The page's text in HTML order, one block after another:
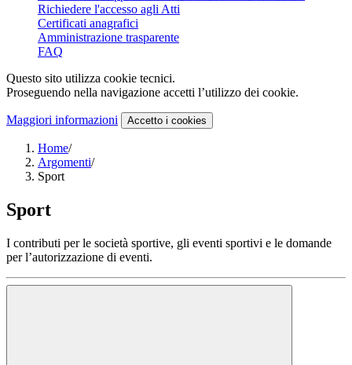
Richiedere l'accesso agli Atti
Certificati anagrafici
Amministrazione trasparente
FAQ
Questo sito utilizza cookie tecnici.
Proseguendo nella navigazione accetti l’utilizzo dei cookie.
Maggiori informazioni Accetto i cookies
Home/
Argomenti/
Sport
Sport
I contributi per le società sportive, gli eventi sportivi e le domande
per l’autorizzazione di eventi.